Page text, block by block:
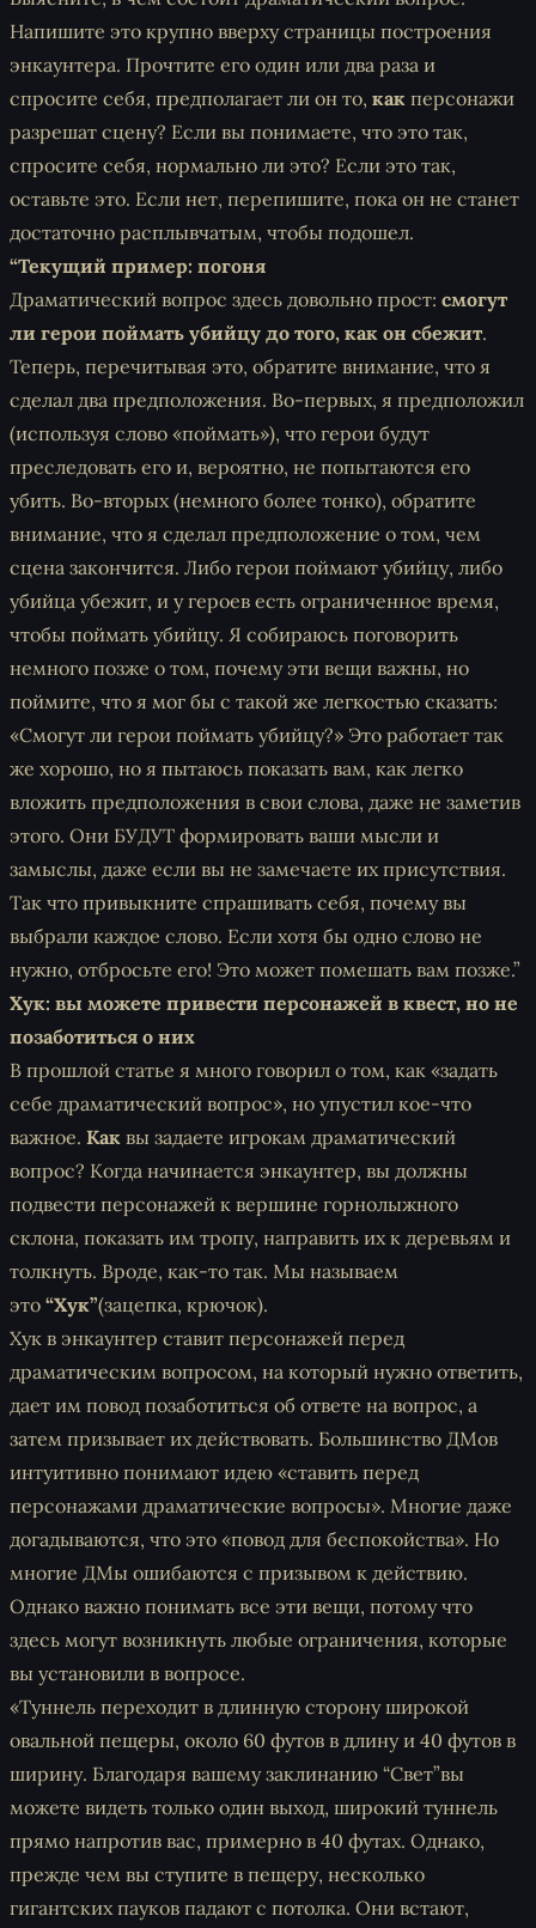
Напишите это крупно вверху страницы построения
энкаунтера. Прочтите его один или два раза и
спросите себя, предполагает ли он то, как персонажи
разрешат сцену? Если вы понимаете, что это так,
спросите себя, нормально ли это? Если это так,
оставьте это. Если нет, перепишите, пока он не станет
достаточно расплывчатым, чтобы подошел.
“Текущий пример: погоня
Драматический вопрос здесь довольно прост: смогут
ли герои поймать убийцу до того, как он сбежит.
Теперь, перечитывая это, обратите внимание, что я
сделал два предположения. Во-первых, я предположил
(используя слово «поймать»), что герои будут
преследовать его и, вероятно, не попытаются его
убить. Во-вторых (немного более тонко), обратите
внимание, что я сделал предположение о том, чем
сцена закончится. Либо герои поймают убийцу, либо
убийца убежит, и у героев есть ограниченное время,
чтобы поймать убийцу. Я собираюсь поговорить
немного позже о том, почему эти вещи важны, но
поймите, что я мог бы с такой же легкостью сказать:
«Смогут ли герои поймать убийцу?» Это работает так
же хорошо, но я пытаюсь показать вам, как легко
вложить предположения в свои слова, даже не заметив
этого. Они БУДУТ формировать ваши мысли и
замыслы, даже если вы не замечаете их присутствия.
Так что привыкните спрашивать себя, почему вы
выбрали каждое слово. Если хотя бы одно слово не
нужно, отбросьте его! Это может помешать вам позже.”
Хук: вы можете привести персонажей в квест, но не
позаботиться о них
В прошлой статье я много говорил о том, как «задать
себе драматический вопрос», но упустил кое-что
важное. Как вы задаете игрокам драматический
вопрос? Когда начинается энкаунтер, вы должны
подвести персонажей к вершине горнолыжного
склона, показать им тропу, направить их к деревьям и
толкнуть. Вроде, как-то так. Мы называем
это “Хук”(зацепка, крючок).
Хук в энкаунтер ставит персонажей перед
драматическим вопросом, на который нужно ответить,
дает им повод позаботиться об ответе на вопрос, а
затем призывает их действовать. Большинство ДМов
интуитивно понимают идею «ставить перед
персонажами драматические вопросы». Многие даже
догадываются, что это «повод для беспокойства». Но
многие ДМы ошибаются с призывом к действию.
Однако важно понимать все эти вещи, потому что
здесь могут возникнуть любые ограничения, которые
вы установили в вопросе.
«Туннель переходит в длинную сторону широкой
овальной пещеры, около 60 футов в длину и 40 футов в
ширину. Благодаря вашему заклинанию “Свет”вы
можете видеть только один выход, широкий туннель
прямо напротив вас, примерно в 40 футах. Однако,
прежде чем вы ступите в пещеру, несколько
гигантских пауков падают с потолка. Они встают,